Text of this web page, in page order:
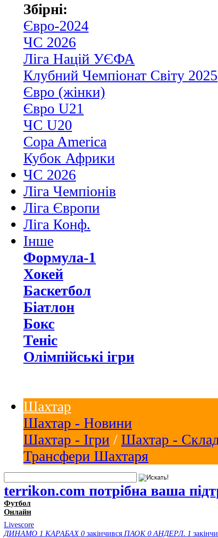
Збірні:
Євро-2024
ЧС 2026
Ліга Націй УЄФА
Клубний Чемпіонат Світу 2025
Євро (жінки)
Євро U21
ЧС U20
Copa America
Кубок Африки
ЧС 2026
Ліга Чемпіонів
Ліга Європи
Ліга Конф.
Інше
Формула-1
Хокей
Баскетбол
Біатлон
Бокс
Теніс
Олімпійські ігри
Шахтар
Шахтар - Новини
Шахтар - Ігри / Шахтар -
Трансфери Шахтаря
terrikon.com потрібна ваша
Футбол
Онлайн
Livescore
ДИНАМО 1 КАРАБАХ 0 закінчився ПАОК 0 АНДЕРЛ. 1